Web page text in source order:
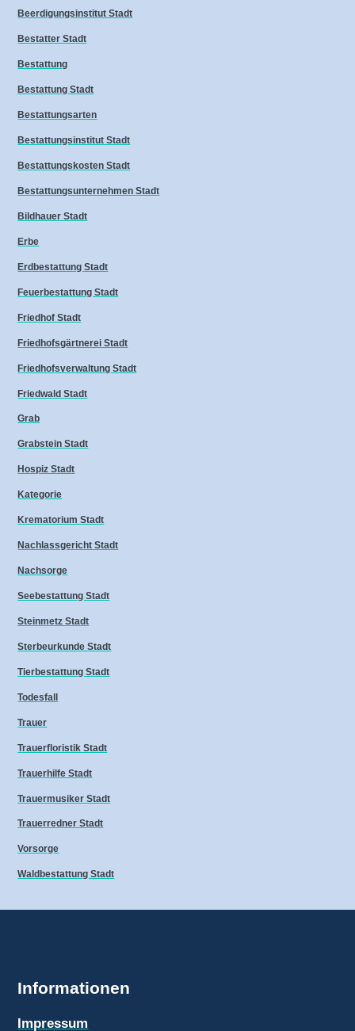
Beerdigungsinstitut Stadt
Bestatter Stadt
Bestattung
Bestattung Stadt
Bestattungsarten
Bestattungsinstitut Stadt
Bestattungskosten Stadt
Bestattungsunternehmen Stadt
Bildhauer Stadt
Erbe
Erdbestattung Stadt
Feuerbestattung Stadt
Friedhof Stadt
Friedhofsgärtnerei Stadt
Friedhofsverwaltung Stadt
Friedwald Stadt
Grab
Grabstein Stadt
Hospiz Stadt
Kategorie
Krematorium Stadt
Nachlassgericht Stadt
Nachsorge
Seebestattung Stadt
Steinmetz Stadt
Sterbeurkunde Stadt
Tierbestattung Stadt
Todesfall
Trauer
Trauerfloristik Stadt
Trauerhilfe Stadt
Trauermusiker Stadt
Trauerredner Stadt
Vorsorge
Waldbestattung Stadt
Informationen
Impressum